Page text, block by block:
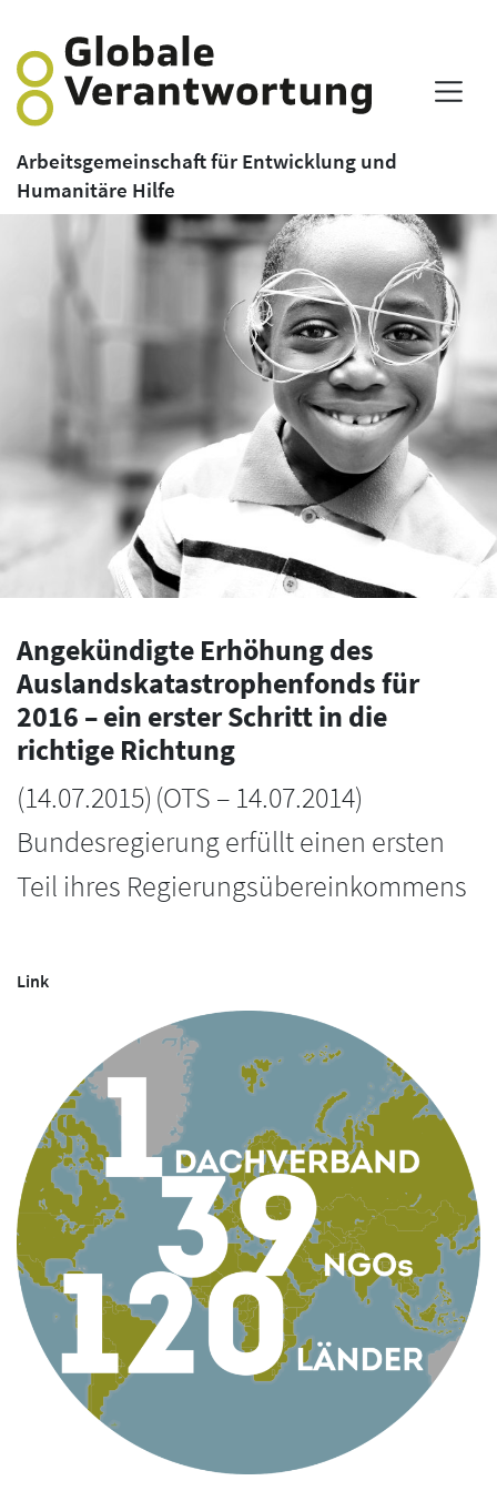
Arbeitsgemeinschaft für Entwicklung und
Humanitäre Hilfe
Angekündigte Erhöhung des
Auslandskatastrophenfonds für
2016 – ein erster Schritt in die
richtige Richtung
(14.07.2015) (OTS – 14.07.2014)
Bundesregierung erfüllt einen ersten
Teil ihres Regierungsübereinkommens
Link